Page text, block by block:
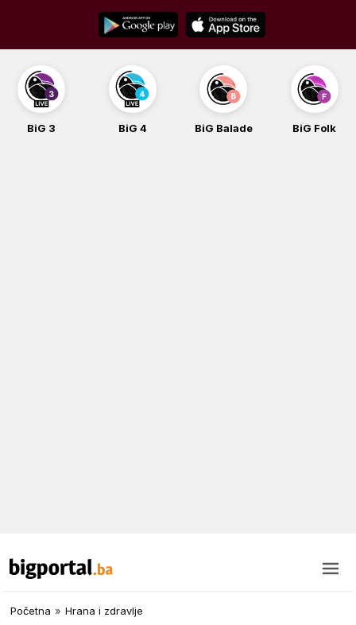
content
BiG 3 BiG 4 BiG Balade BiG Folk
Početna » Hrana i zdravlje